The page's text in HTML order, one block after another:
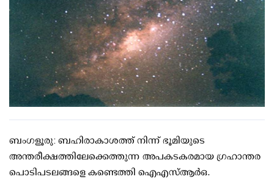
ബംഗളൂരു: ബഹിരാകാശത്ത് നിന്ന് ഭൂമിയുടെ
അന്തരീക്ഷത്തിലേക്കെത്തുന്ന അപകടകരമായ ഗ്രഹാന്തര
പൊടിപടലങ്ങളെ കണ്ടെത്തി ഐഎസ്ആര്‍ഒ.